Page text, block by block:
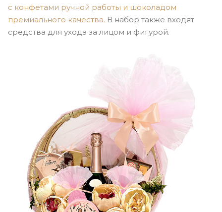
с конфетами ручной работы и шоколадом
премиального качества. В набор также входят
средства для ухода за лицом и фигурой.